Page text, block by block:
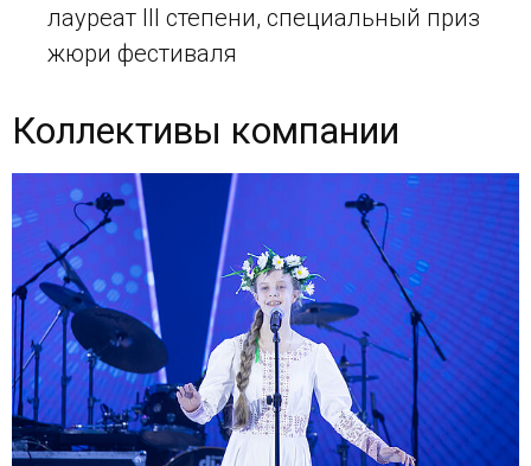
лауреат III степени, специальный приз
жюри фестиваля
Коллективы компании